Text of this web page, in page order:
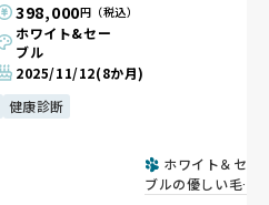
398,000円（税込）
ホワイト&セー
ブル
2025/11/12(8か月)
健康診断
ホワイト＆セー
ブルの優しい毛